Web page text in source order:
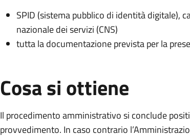
SPID (sistema pubblico di identità digitale),
nazionale dei servizi (CNS)
tutta la documentazione prevista per la
Cosa si ottiene
Il procedimento amministrativo si conclude
provvedimento. In caso contrario